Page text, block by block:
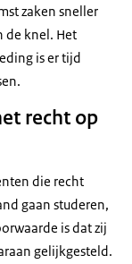
zaken sneller
de knel. Het
is er tijd
recht op
die recht
gaan studeren,
is dat zij
gelijkgesteld.